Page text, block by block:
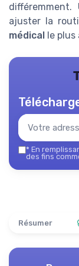
différemment.
ajuster la
médical le plus
* En
des fins
Résumer